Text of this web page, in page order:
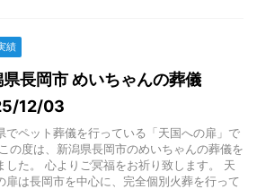
績
県長岡市 めいちゃんの葬儀
12/03
でペット葬儀を行っている「天国への扉」で
の度は、新潟県長岡市のめいちゃんの葬儀を
した。 心よりご冥福をお祈り致します。 天
扉は長岡市を中心に、完全個別火葬を行って